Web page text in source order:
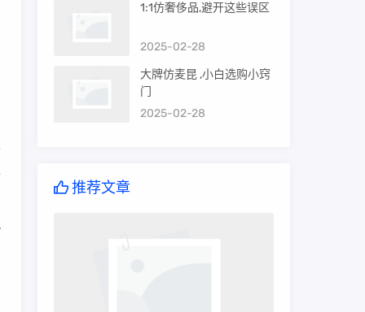
1:1仿奢侈品,避开这些误区
2025-02-28
大牌仿麦昆 ,小白选购小窍
门
2025-02-28
推荐文章